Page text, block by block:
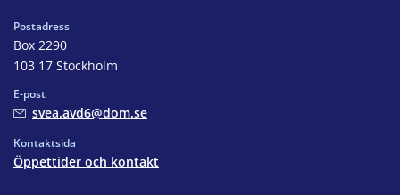
Postadress
Box 2290
103 17 Stockholm
E-post
svea.avd6@dom.se
Kontaktsida
Öppettider och kontakt